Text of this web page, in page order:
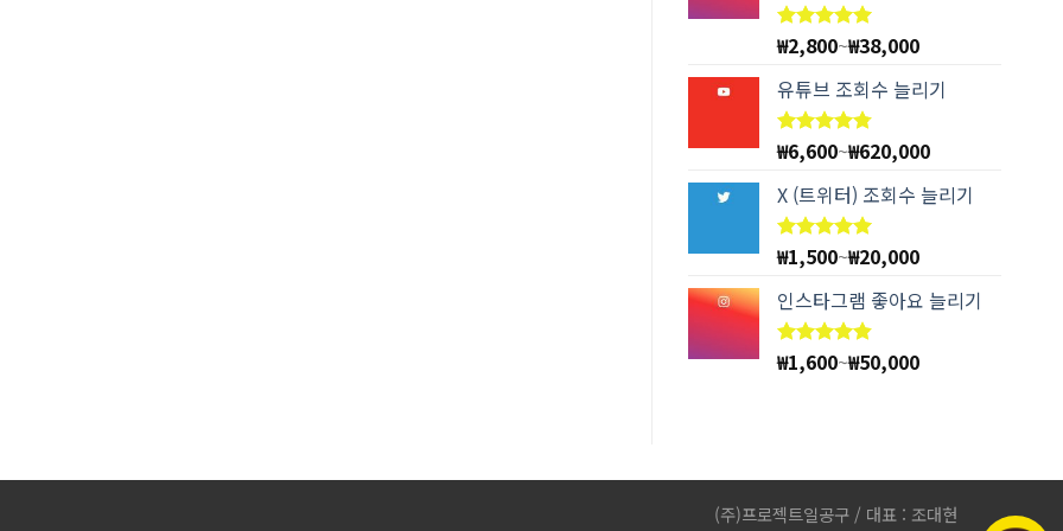
5 중에서
4.94
평가됨
₩2,800~₩38,000
유튜브 조회수 늘리기
5 중에서
4.78
평가됨
₩6,600~₩620,000
X (트위터) 조회수 늘리기
5 중에서
5.00
평가됨
₩1,500~₩20,000
인스타그램 좋아요 늘리기
5 중에서
4.83
₩1,600~₩50,000
(주)프로젝트일공구 / 대표 : 조대현